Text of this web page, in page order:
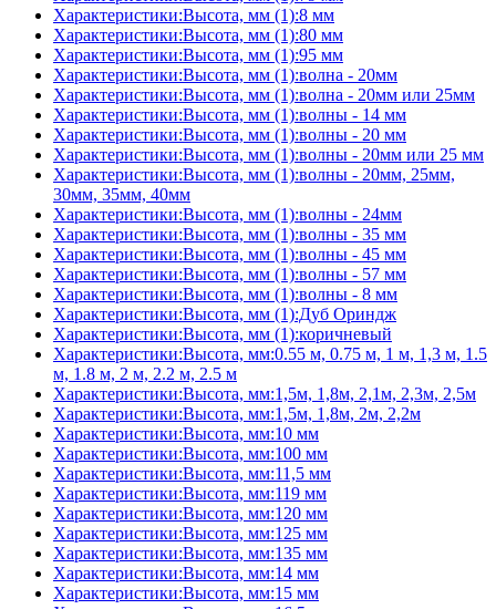
Характеристики:Высота, мм (1):8 мм
Характеристики:Высота, мм (1):80 мм
Характеристики:Высота, мм (1):95 мм
Характеристики:Высота, мм (1):волна - 20мм
Характеристики:Высота, мм (1):волна - 20мм или 25мм
Характеристики:Высота, мм (1):волны - 14 мм
Характеристики:Высота, мм (1):волны - 20 мм
Характеристики:Высота, мм (1):волны - 20мм или 25 мм
Характеристики:Высота, мм (1):волны - 20мм, 25мм,
30мм, 35мм, 40мм
Характеристики:Высота, мм (1):волны - 24мм
Характеристики:Высота, мм (1):волны - 35 мм
Характеристики:Высота, мм (1):волны - 45 мм
Характеристики:Высота, мм (1):волны - 57 мм
Характеристики:Высота, мм (1):волны - 8 мм
Характеристики:Высота, мм (1):Дуб Ориндж
Характеристики:Высота, мм (1):коричневый
Характеристики:Высота, мм:0.55 м, 0.75 м, 1 м, 1,3 м, 1.5
м, 1.8 м, 2 м, 2.2 м, 2.5 м
Характеристики:Высота, мм:1,5м, 1,8м, 2,1м, 2,3м, 2,5м
Характеристики:Высота, мм:1,5м, 1,8м, 2м, 2,2м
Характеристики:Высота, мм:10 мм
Характеристики:Высота, мм:100 мм
Характеристики:Высота, мм:11,5 мм
Характеристики:Высота, мм:119 мм
Характеристики:Высота, мм:120 мм
Характеристики:Высота, мм:125 мм
Характеристики:Высота, мм:135 мм
Характеристики:Высота, мм:14 мм
Характеристики:Высота, мм:15 мм